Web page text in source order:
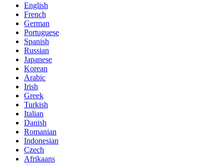
English
French
German
Portuguese
Spanish
Russian
Japanese
Korean
Arabic
Irish
Greek
Turkish
Italian
Danish
Romanian
Indonesian
Czech
Afrikaans